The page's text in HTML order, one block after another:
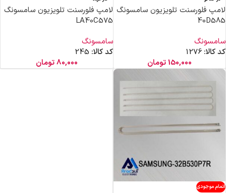
لامپ فلورسنت تلویزیون سامسونگ
40D585
سامسونگ
کد کالا: 1276
150,000تومان
لامپ فلورسنت تلویزیون سامسونگ
LA40C575
سامسونگ
کد کالا: 245
80,000تومان
اتمام موجودی